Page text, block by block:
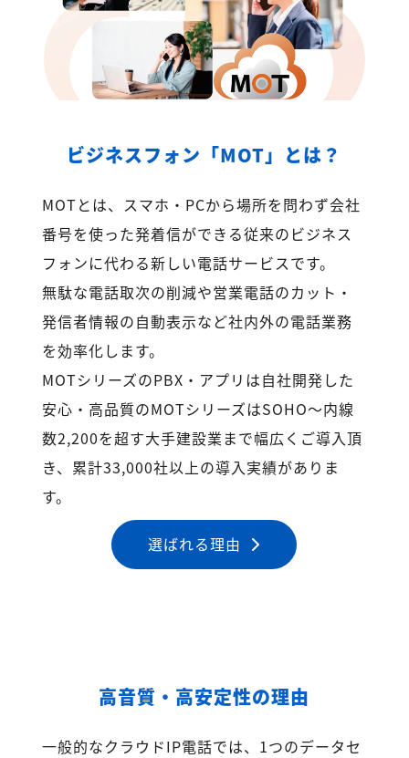
ビジネスフォン「MOT」とは？
MOTとは、スマホ・PCから場所を問わず会社
番号を使った発着信ができる従来のビジネス
フォンに代わる新しい電話サービスです。
無駄な電話取次の削減や営業電話のカット・
発信者情報の自動表示など社内外の電話業務
を効率化します。
MOTシリーズのPBX・アプリは自社開発した
安心・高品質のMOTシリーズはSOHO～内線
数2,200を超す大手建設業まで幅広くご導入頂
き、累計33,000社以上の導入実績がありま
す。
選ばれる理由
高音質・高安定性の理由
一般的なクラウドIP電話では、1つのデータセ